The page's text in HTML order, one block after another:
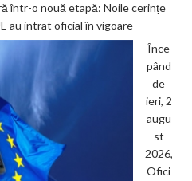
într-o nouă etapă: Noile cerințe
au intrat oficial în vigoare
Înce
pând
de
ieri, 2
augu
st
2026,
Ofici